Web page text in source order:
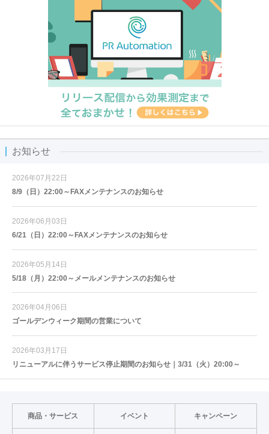
お知らせ
2026年07月22日
8/9（日）22:00～FAXメンテナンスのお知らせ
2026年06月03日
6/21（日）22:00～FAXメンテナンスのお知らせ
2026年05月14日
5/18（月）22:00～メールメンテナンスのお知らせ
2026年04月06日
ゴールデンウィーク期間の営業について
2026年03月17日
リニューアルに伴うサービス停止期間のお知らせ｜3/31（火）20:00～
商品・サービス イベント キャンペーン